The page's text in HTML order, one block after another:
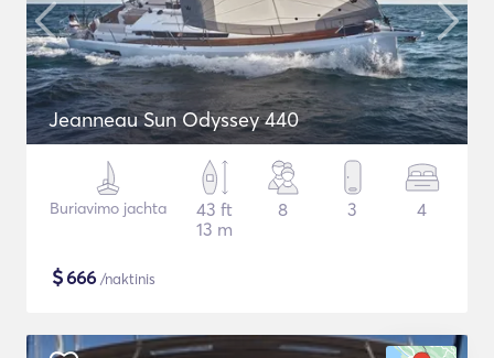
Jeanneau Sun Odyssey 440
Buriavimo jachta
43 ft
13 m
8 3 4
$666 /naktinis